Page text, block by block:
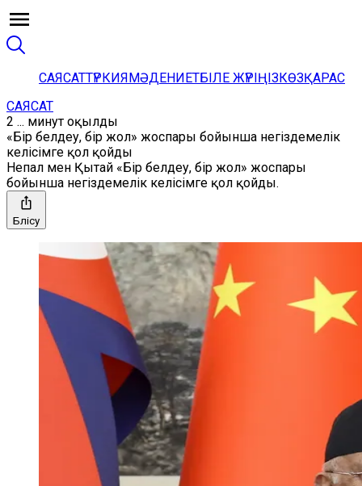
САЯСАТТҮРКИЯМӘДЕНИЕТБІЛЕ ЖҮРІҢІЗКӨЗҚАРАС
САЯСАТ
2 ... минут оқылды
«Бір белдеу, бір жол» жоспары бойынша негіздемелік
келісімге қол қойды
Непал мен Қытай «Бір белдеу, бір жол» жоспары
бойынша негіздемелік келісімге қол қойды.
Бөлісу